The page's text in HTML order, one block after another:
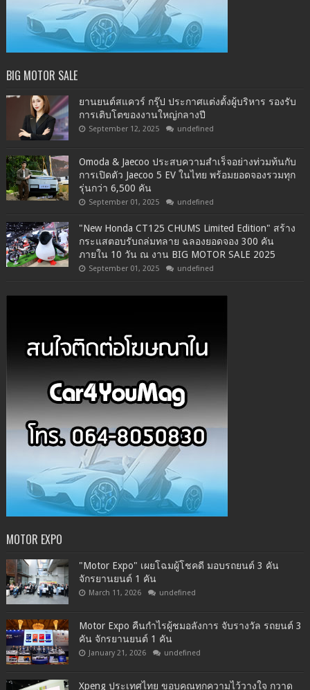
BIG MOTOR SALE
ยานยนต์สแควร์ กรุ๊ป ประกาศแต่งตั้งผู้บริหาร รองรับ
การเติบโตของงานใหญ่กลางปี
September 12, 2025 undefined
Omoda & Jaecoo ประสบความสำเร็จอย่างท่วมท้นกับ
การเปิดตัว Jaecoo 5 EV ในไทย พร้อมยอดจองรวมทุก
รุ่นกว่า 6,500 คัน
September 01, 2025 undefined
"New Honda CT125 CHUMS Limited Edition" สร้าง
กระแสตอบรับถล่มทลาย ฉลองยอดจอง 300 คัน
ภายใน 10 วัน ณ งาน BIG MOTOR SALE 2025
September 01, 2025 undefined
MOTOR EXPO
"Motor Expo" เผยโฉมผู้โชคดี มอบรถยนต์ 3 คัน
จักรยานยนต์ 1 คัน
March 11, 2026 undefined
Motor Expo คืนกำไรผู้ชมอลังการ จับรางวัล รถยนต์ 3
คัน จักรยานยนต์ 1 คัน
January 21, 2026 undefined
Xpeng ประเทศไทย ขอบคุณทุกความไว้วางใจ กวาด